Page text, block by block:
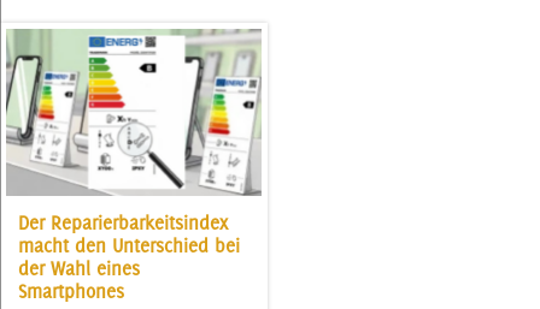
Der Reparierbarkeitsindex
macht den Unterschied bei
der Wahl eines
Smartphones